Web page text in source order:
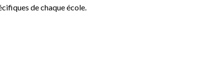
de chaque école.